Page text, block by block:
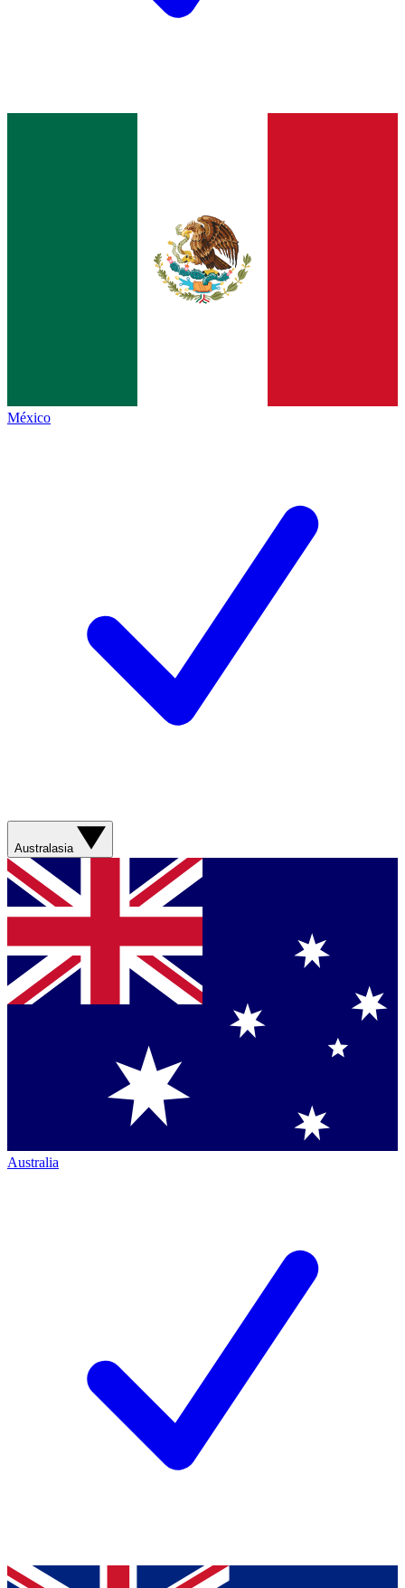
México
Australasia
Australia